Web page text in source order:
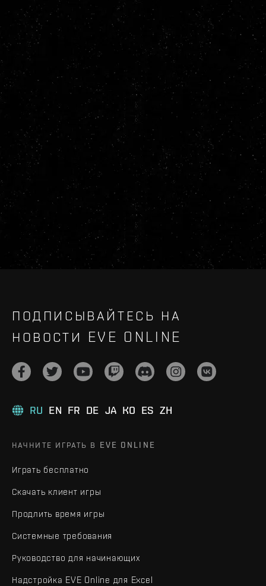
ПОДПИСЫВАЙТЕСЬ НА
НОВОСТИ EVE ONLINE
RU EN FR DE JA KO ES ZH
НАЧНИТЕ ИГРАТЬ В EVE ONLINE
Играть бесплатно
Скачать клиент игры
Продлить время игры
Системные требования
Руководство для начинающих
Надстройка EVE Online для Excel